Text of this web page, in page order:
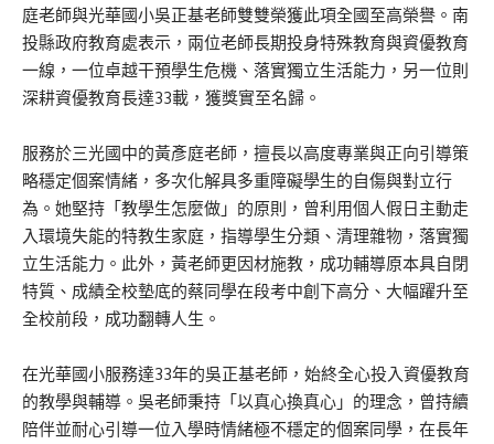
庭老師與光華國小吳正基老師雙雙榮獲此項全國至高榮譽。南
投縣政府教育處表示，兩位老師長期投身特殊教育與資優教育
一線，一位卓越干預學生危機、落實獨立生活能力，另一位則
深耕資優教育長達33載，獲獎實至名歸。
服務於三光國中的黃彥庭老師，擅長以高度專業與正向引導策
略穩定個案情緒，多次化解具多重障礙學生的自傷與對立行
為。她堅持「教學生怎麼做」的原則，曾利用個人假日主動走
入環境失能的特教生家庭，指導學生分類、清理雜物，落實獨
立生活能力。此外，黃老師更因材施教，成功輔導原本具自閉
特質、成績全校墊底的蔡同學在段考中創下高分、大幅躍升至
全校前段，成功翻轉人生。
在光華國小服務達33年的吳正基老師，始終全心投入資優教育
的教學與輔導。吳老師秉持「以真心換真心」的理念，曾持續
陪伴並耐心引導一位入學時情緒極不穩定的個案同學，在長年